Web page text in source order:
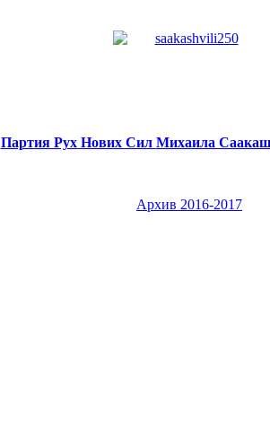
Партия Рух Нових Сил Михаила
Архив 2016-2017